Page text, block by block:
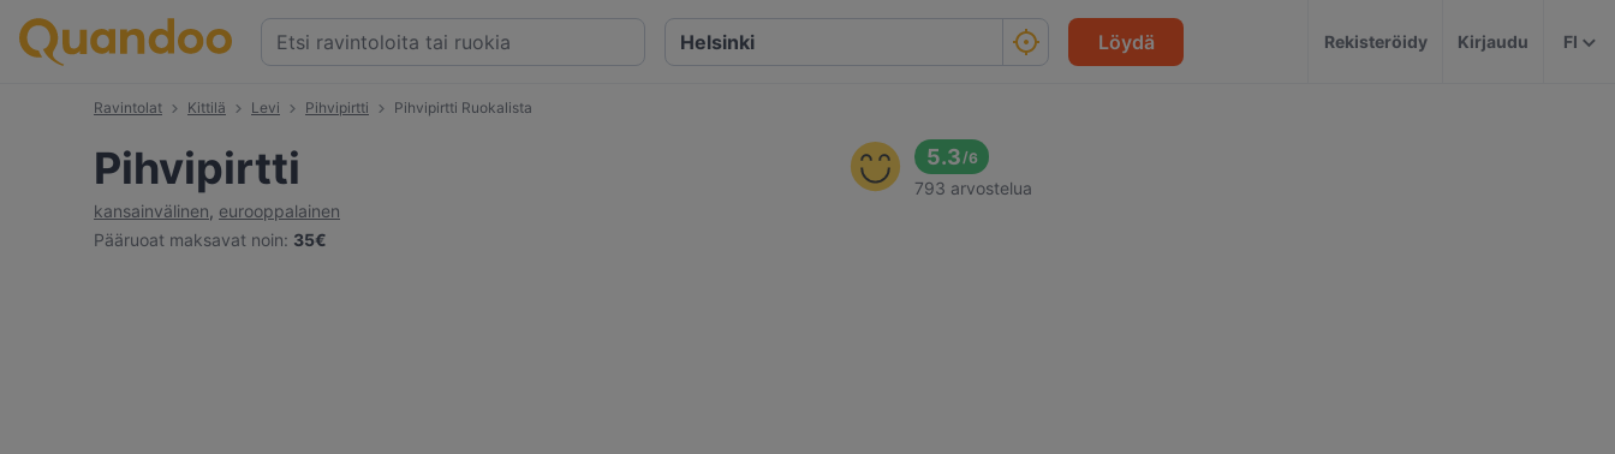
Löydä Rekisteröidy Kirjaudu FI
Ravintolat Kittilä Levi Pihvipirtti Pihvipirtti Ruokalista
Pihvipirtti
kansainvälinen, eurooppalainen
Pääruoat maksavat noin: 35€
5.3/6
793 arvostelua